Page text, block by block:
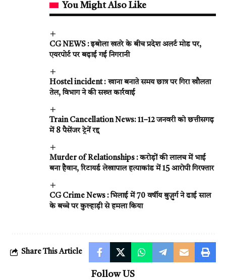
You Might Also Like
CG NEWS : इबोला खतरे के बीच प्रदेश अलर्ट मोड पर,
एयरपोर्ट पर बढ़ाई गई निगरानी
Hostel incident : खाना बनाते समय छात्र पर गिरा खौलता
तेल, विभाग ने की सख्त कार्रवाई
Train Cancellation News: 11–12 जनवरी को छत्तीसगढ़
में 8 पैसेंजर ट्रेनें रद्द
Murder of Relationships : करोड़ों की लालच में भाई
बना हैवान, रिटायर्ड लेखापाल हत्याकांड में 15 आरोपी गिरफ्तार
CG Crime News : भिलाई में 70 वर्षीय बुज़ुर्ग ने ढाई साल
के बच्चे पर कुल्हाड़ी से हमला किया
Share This Article
Follow US